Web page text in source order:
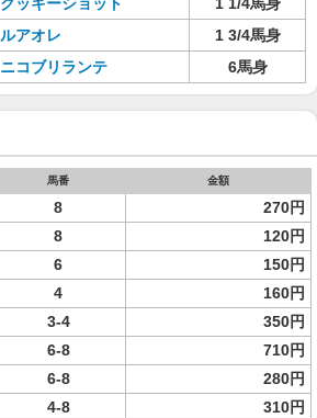
ルアオレ
1 3/4馬身
ニコブリランテ 6馬身
馬番 金額
8 270円
8
120円
6
150円
4
160円
3-4
350円
6-8 710円
6-8
280円
4-8
310円